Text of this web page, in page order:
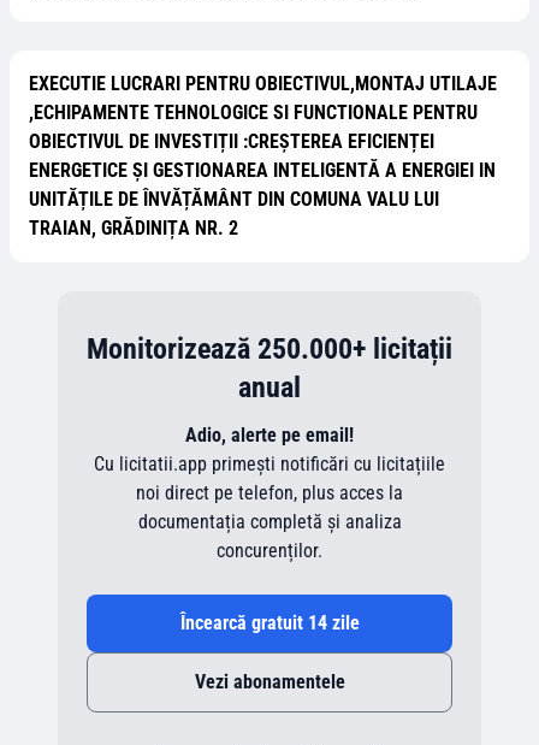
EXECUTIE LUCRARI PENTRU OBIECTIVUL,MONTAJ UTILAJE
,ECHIPAMENTE TEHNOLOGICE SI FUNCTIONALE PENTRU
OBIECTIVUL DE INVESTIȚII :CREȘTEREA EFICIENȚEI
ENERGETICE ȘI GESTIONAREA INTELIGENTĂ A ENERGIEI IN
UNITĂȚILE DE ÎNVĂȚĂMÂNT DIN COMUNA VALU LUI
TRAIAN, GRĂDINIȚA NR. 2
Monitorizează 250.000+ licitații
anual
Adio, alerte pe email!
Cu licitatii.app primești notificări cu licitațiile
noi direct pe telefon, plus acces la
documentația completă și analiza
concurenților.
Încearcă gratuit 14 zile
Vezi abonamentele